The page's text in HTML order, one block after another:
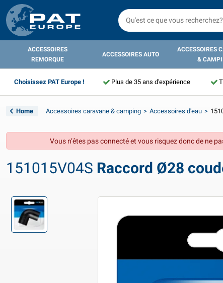
ACCESSOIRES
REMORQUE
ACCESSOIRES AUTO
ACCESSOIRES
&
Choisissez PAT Europe ! Plus de 35 ans d'expérience
Home Accessoires caravane & camping Accessoires d'eau
Vous n’êtes pas connecté et vous risquez donc de ne
151015V04S Raccord Ø28